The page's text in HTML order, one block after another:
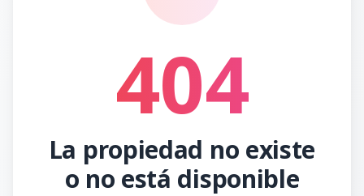
404
La propiedad no existe
o no está disponible